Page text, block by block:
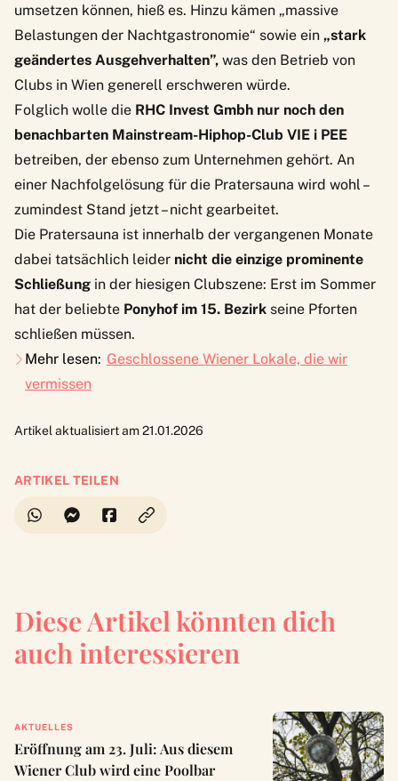
umsetzen können, hieß es. Hinzu kämen „massive
Belastungen der Nachtgastronomie“ sowie ein „stark
geändertes Ausgehverhalten”, was den Betrieb von
Clubs in Wien generell erschweren würde.
Folglich wolle die RHC Invest Gmbh nur noch den
benachbarten Mainstream-Hiphop-Club VIE i PEE
betreiben, der ebenso zum Unternehmen gehört. An
einer Nachfolgelösung für die Pratersauna wird wohl –
zumindest Stand jetzt – nicht gearbeitet.
Die Pratersauna ist innerhalb der vergangenen Monate
dabei tatsächlich leider nicht die einzige prominente
Schließung in der hiesigen Clubszene: Erst im Sommer
hat der beliebte Ponyhof im 15. Bezirk seine Pforten
schließen müssen.
Mehr lesen: Geschlossene Wiener Lokale, die wir
vermissen
Artikel aktualisiert am 21.01.2026
ARTIKEL TEILEN
Diese Artikel könnten dich
auch interessieren
AKTUELLES
Eröffnung am 23. Juli: Aus diesem
Wiener Club wird eine Poolbar